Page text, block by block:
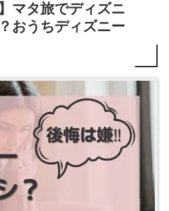
マタ旅でディズニ
おうちディズニー